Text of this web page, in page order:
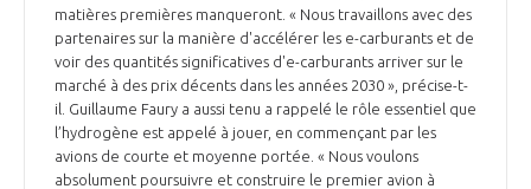
ENVIRONNEMENT
INNOVATION
INTERNATIONALISATION
RAPPORTS D'ACTIVITÉS
matières premières manqueront. « Nous travaillons avec des
partenaires sur la manière d'accélérer les e-carburants et de
voir des quantités significatives d'e-carburants arriver sur le
marché à des prix décents dans les années 2030 », précise-t-
il. Guillaume Faury a aussi tenu a rappelé le rôle essentiel que
l’hydrogène est appelé à jouer, en commençant par les
avions de courte et moyenne portée. « Nous voulons
absolument poursuivre et construire le premier avion à